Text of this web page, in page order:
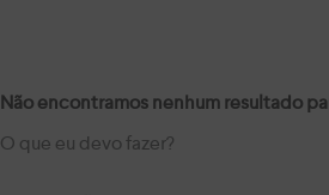
Não encontramos nenhum resultado
O que eu devo fazer?